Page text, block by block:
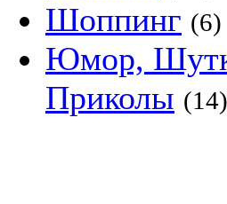
Шоппинг (6)
Юмор,
Приколы (14)